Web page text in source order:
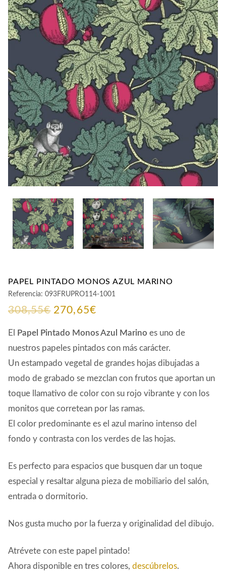
CONTACTO
PAPEL PINTADO MONOS AZUL MARINO
Referencia: 093FRUPRO114-1001
308,55€ El
precio
original
era:
308,55€.
270,65€El
precio
actual
es:
270,65€.
El Papel Pintado Monos Azul Marino es uno de
nuestros papeles pintados con más carácter.
Un estampado vegetal de grandes hojas dibujadas a
modo de grabado se mezclan con frutos que aportan un
toque llamativo de color con su rojo vibrante y con los
monitos que corretean por las ramas.
El color predominante es el azul marino intenso del
fondo y contrasta con los verdes de las hojas.
Es perfecto para espacios que busquen dar un toque
especial y resaltar alguna pieza de mobiliario del salón,
entrada o dormitorio.
Nos gusta mucho por la fuerza y originalidad del dibujo.
Atrévete con este papel pintado!
Ahora disponible en tres colores, descúbrelos.